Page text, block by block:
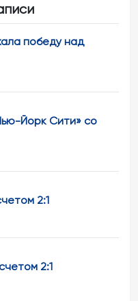
победу над
Йорк Сити» со
2:1
2:1